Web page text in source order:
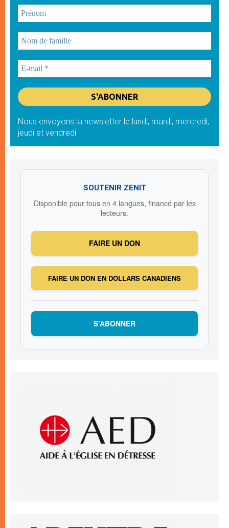
Nous envoyons la newsletter le lundi, mardi, mercredi,
jeudi et vendredi
SOUTENIR ZENIT
Disponible pour tous en 4 langues, financé par les
lecteurs.
FAIRE UN DON
FAIRE UN DON EN DOLLARS CANADIENS
S’ABONNER